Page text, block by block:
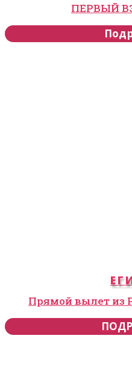
ПЕРВЫЙ
Прямой вылет из